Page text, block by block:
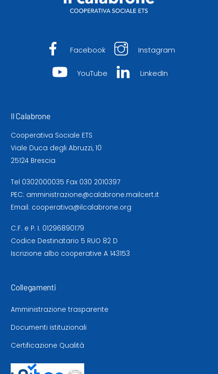
Facebook Instagram
YouTube LinkedIn
Il Calabrone
Cooperativa Sociale ETS
Viale Duca degli Abruzzi, 10
25124 Brescia
Tel 0302000035 Fax 030 2010397
PEC: amministrazione@calabrone.mailcert.it
Email: cooperativa@ilcalabrone.org
C.F. e P. I. 01296890179
Codice Destinatario 5 RUO 82 D
Iscrizione albo cooperative A 143153
Collegamenti
Amministrazione trasparente
Documenti istituzionali
Certificazione Qualità